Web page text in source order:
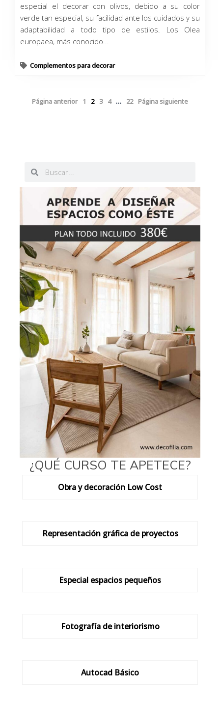
especial el decorar con olivos, debido a su color
verde tan especial, su facilidad ante los cuidados y su
adaptabilidad a todo tipo de estilos. Los Olea
europaea, más conocido...
Complementos para decorar
Página anterior 1 2 3 4 … 22 Página siguiente
¿QUÉ CURSO TE APETECE?
Obra y decoración Low Cost
Representación gráfica de proyectos
Especial espacios pequeños
Fotografía de interiorismo
Autocad Básico